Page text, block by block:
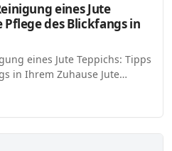
eines Jute
des Blickfangs in
eines Jute Teppichs: Tipps
in Ihrem Zuhause Jute…